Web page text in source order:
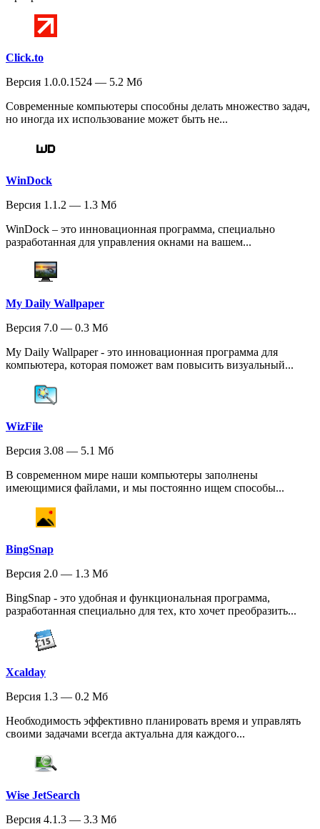
Click.to
Версия 1.0.0.1524 — 5.2 Мб
Современные компьютеры способны делать множество задач,
но иногда их использование может быть не...
WinDock
Версия 1.1.2 — 1.3 Мб
WinDock – это инновационная программа, специально
разработанная для управления окнами на вашем...
My Daily Wallpaper
Версия 7.0 — 0.3 Мб
My Daily Wallpaper - это инновационная программа для
компьютера, которая поможет вам повысить визуальный...
WizFile
Версия 3.08 — 5.1 Мб
В современном мире наши компьютеры заполнены
имеющимися файлами, и мы постоянно ищем способы...
BingSnap
Версия 2.0 — 1.3 Мб
BingSnap - это удобная и функциональная программа,
разработанная специально для тех, кто хочет преобразить...
Xcalday
Версия 1.3 — 0.2 Мб
Необходимость эффективно планировать время и управлять
своими задачами всегда актуальна для каждого...
Wise JetSearch
Версия 4.1.3 — 3.3 Мб